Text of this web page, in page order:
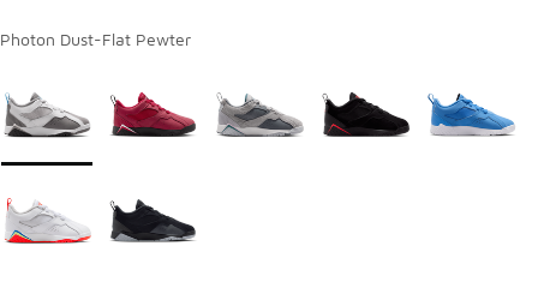
Photon Dust-Flat Pewter